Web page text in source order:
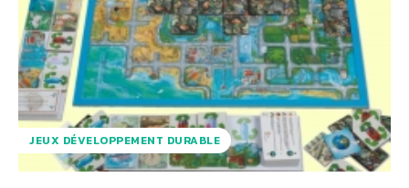
JEUX DÉVELOPPEMENT DURABLE